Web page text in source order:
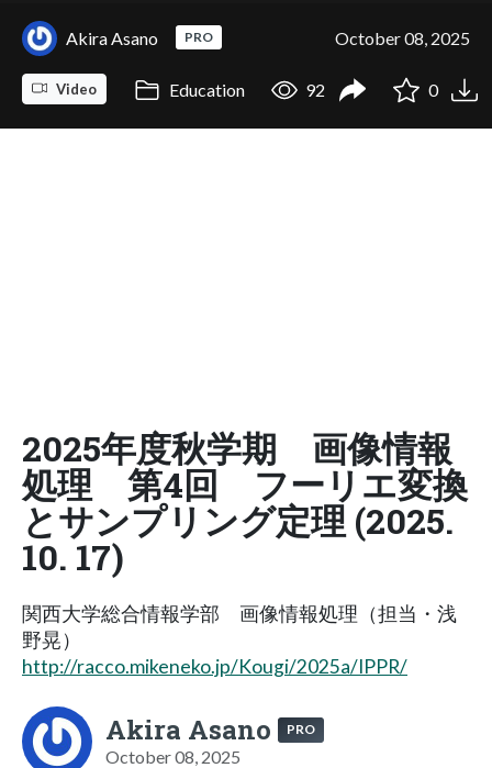
Akira Asano PRO October 08, 2025
Video Education 92 0
2025年度秋学期 画像情報
処理 第4回 フーリエ変換
とサンプリング定理 (2025.
10. 17)
関西大学総合情報学部 画像情報処理（担当・浅
野晃）
http://racco.mikeneko.jp/Kougi/2025a/IPPR/
Akira Asano PRO
October 08, 2025